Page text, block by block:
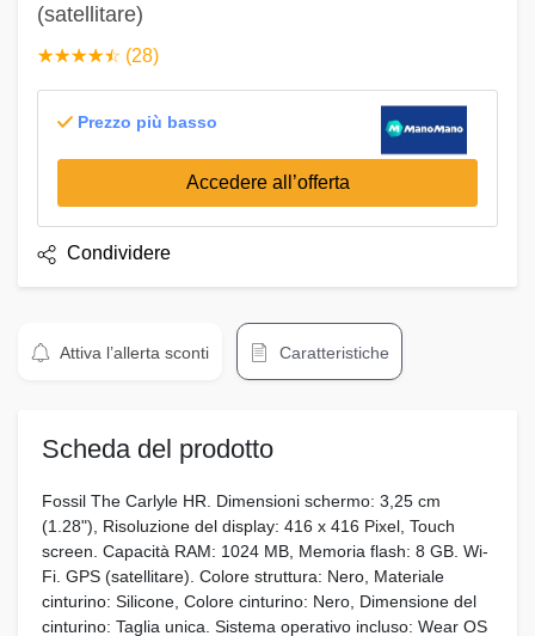
(satellitare)
☆☆☆☆☆
★★★★★ (28)
Prezzo più basso
Accedere all’offerta
Condividere
Attiva l’allerta sconti Caratteristiche
Scheda del prodotto
Fossil The Carlyle HR. Dimensioni schermo: 3,25 cm
(1.28"), Risoluzione del display: 416 x 416 Pixel, Touch
screen. Capacità RAM: 1024 MB, Memoria flash: 8 GB. Wi-
Fi. GPS (satellitare). Colore struttura: Nero, Materiale
cinturino: Silicone, Colore cinturino: Nero, Dimensione del
cinturino: Taglia unica. Sistema operativo incluso: Wear OS